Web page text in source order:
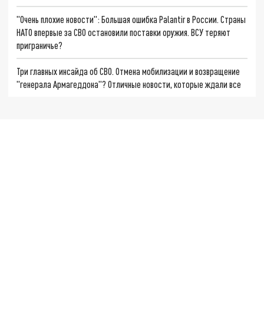
"Очень плохие новости": Большая ошибка Palantir в России. Страны
НАТО впервые за СВО остановили поставки оружия. ВСУ теряют
приграничье?
Три главных инсайда об СВО. Отмена мобилизации и возвращение
"генерала Армагеддона"? Отличные новости, которые ждали все